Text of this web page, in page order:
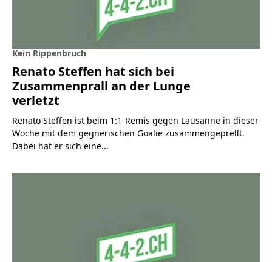
Kein Rippenbruch
Renato Steffen hat sich bei
Zusammenprall an der Lunge
verletzt
Renato Steffen ist beim 1:1-Remis gegen Lausanne in dieser
Woche mit dem gegnerischen Goalie zusammengeprellt.
Dabei hat er sich eine...